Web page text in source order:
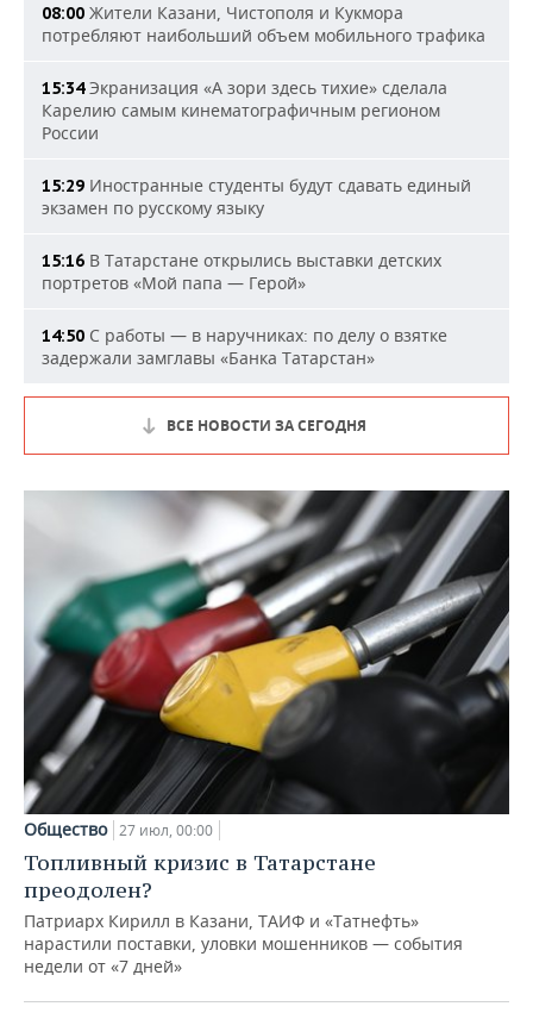
08:00 Жители Казани, Чистополя и Кукмора
потребляют наибольший объем мобильного трафика
15:34Экранизация «А зори здесь тихие» сделала
Карелию самым кинематографичным регионом
России
15:29 Иностранные студенты будут сдавать единый
экзамен по русскому языку
15:16 В Татарстане открылись выставки детских
портретов «Мой папа — Герой»
14:50 С работы — в наручниках: по делу о взятке
задержали замглавы «Банка Татарстан»
ВСЕ НОВОСТИ ЗА СЕГОДНЯ
Общество 27 июл, 00:00
Топливный кризис в Татарстане
преодолен?
Патриарх Кирилл в Казани, ТАИФ и «Татнефть»
нарастили поставки, уловки мошенников — события
недели от «7 дней»